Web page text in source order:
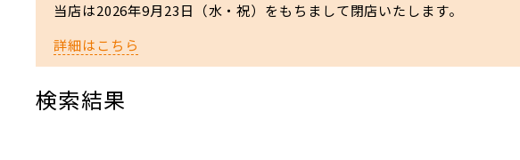
当店は2026年9月23日（水・祝）をもちまして閉店いたします。
詳細はこちら
検索結果